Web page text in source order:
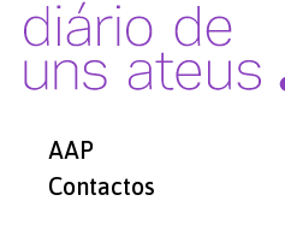
AAP
Contactos